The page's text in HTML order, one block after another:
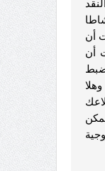
أن
أن